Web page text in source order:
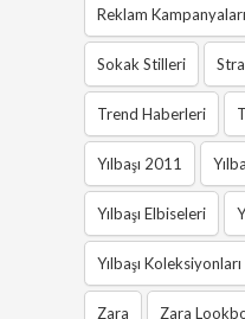
Reklam Kampanyaları
Sokak Stilleri
Trend Haberleri
Yılbaşı 2011
Yılbaşı Elbiseleri
Yılbaşı Koleksiyonları
Zara Zara